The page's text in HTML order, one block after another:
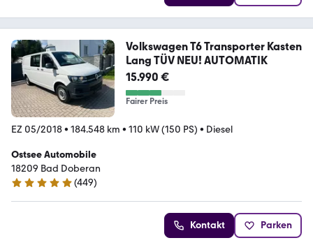
Volkswagen T6 Transporter Kasten
Lang TÜV NEU! AUTOMATIK
15.990 €
Fairer Preis
EZ 05/2018• 184.548 km • 110 kW (150 PS) • Diesel
Ostsee Automobile
18209 Bad Doberan
4.8 Sterne
(449)
Kontakt Parken